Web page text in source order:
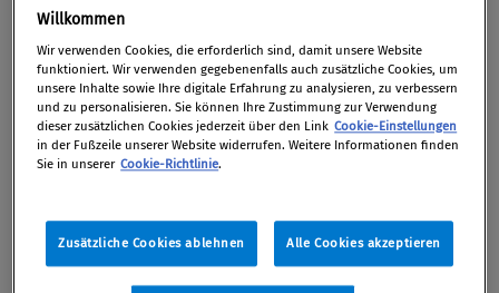
an Fähigkeiten mitbringen müssen. Haben
Aufsicht und Kontrolle in heimischen
Unternehmen eine geringere Wertigkeit als
andere Bereiche?
VonDr. Conrad Pramböck
Praxis 3/2015, S. 26
Willkommen
Wir verwenden Cookies, die erforderlich sind, damit unsere Website
funktioniert. Wir verwenden gegebenenfalls auch zusätzliche Cookies, um
unsere Inhalte sowie Ihre digitale Erfahrung zu analysieren, zu verbessern
und zu personalisieren. Sie können Ihre Zustimmung zur Verwendung
dieser zusätzlichen Cookies jederzeit über den Link Cookie-Einstellungen
in der Fußzeile unserer Website widerrufen. Weitere Informationen finden
Sie in unserer Cookie-Richtlinie.
Zusätzliche Cookies ablehnen Alle Cookies akzeptieren